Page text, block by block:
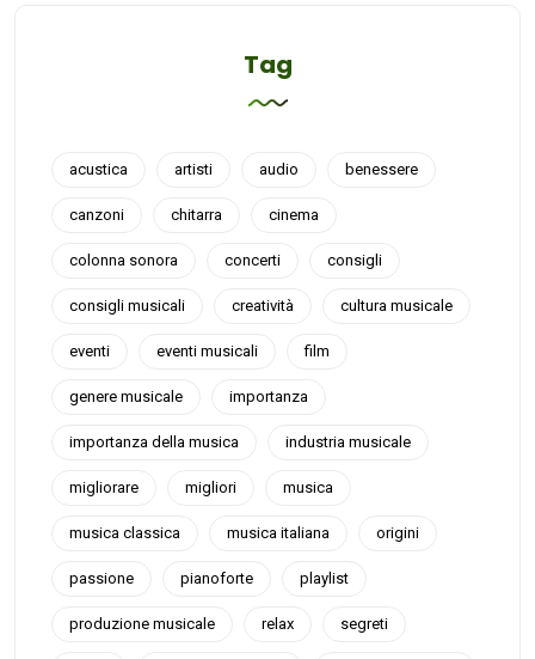
Tag
acustica artisti audio benessere
canzoni chitarra cinema
colonna sonora concerti consigli
consigli musicali creatività cultura musicale
eventi eventi musicali film
genere musicale importanza
importanza della musica industria musicale
migliorare migliori musica
musica classica musica italiana origini
passione pianoforte playlist
produzione musicale relax segreti